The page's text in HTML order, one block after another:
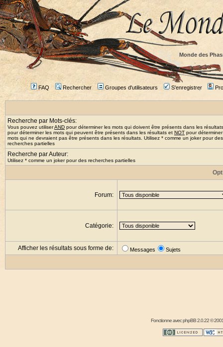
Monde des
FAQ Rechercher Groupes d'utilisateurs S'enregistrer
Recherche par Mots-clés:
Vous pouvez utiliserAND pour déterminer les mots qui doivent être présents dans les
pour déterminer les mots qui peuvent être présents dans les résultats et NOT pour
mots qui ne devraient pas être présents dans les résultats. Utilisez * comme un joker pour des
recherches partielles
Recherche par Auteur:
Utilisez * comme un joker pour des recherches partielles
Forum:
Catégorie:
Afficher les résultats sous forme de: Messages Sujets
Fonctionne avecphpBB2.0.22 ©